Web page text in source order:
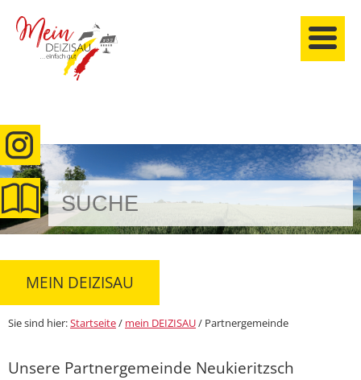
anmelden
MEIN DEIZISAU
Sie sind hier:Startseite/ mein DEIZISAU/ Partnergemeinde
Unsere Partnergemeinde Neukieritzsch